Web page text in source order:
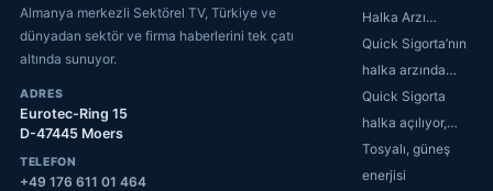
Almanya merkezli Sektörel TV, Türkiye ve
dünyadan sektör ve firma haberlerini tek çatı
altında sunuyor.
ADRES
Eurotec-Ring 15
D-47445 Moers
TELEFON
+49 176 611 01 464
Halka Arzı…
Quick Sigorta’nın
halka arzında…
Quick Sigorta
halka açılıyor,…
Tosyalı, güneş
enerjisi